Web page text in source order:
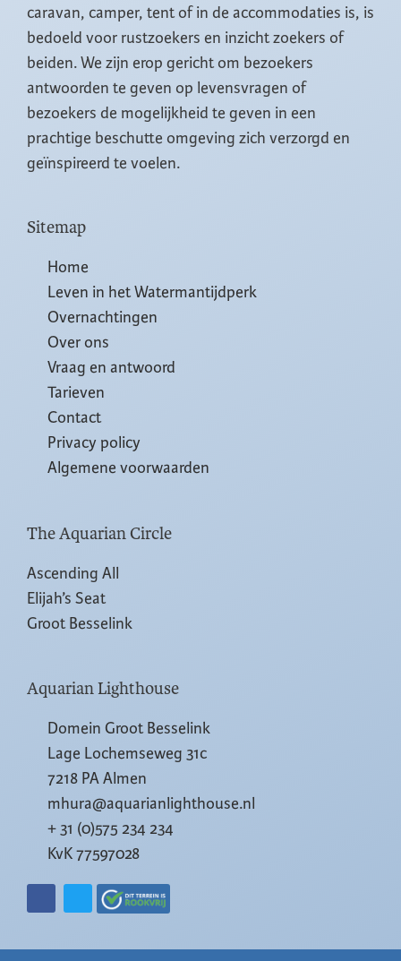
caravan, camper, tent of in de accommodaties is, is
bedoeld voor rustzoekers en inzicht zoekers of
beiden. We zijn erop gericht om bezoekers
antwoorden te geven op levensvragen of
bezoekers de mogelijkheid te geven in een
prachtige beschutte omgeving zich verzorgd en
geïnspireerd te voelen.
Sitemap
Home
Leven in het Watermantijdperk
Overnachtingen
Over ons
Vraag en antwoord
Tarieven
Contact
Privacy policy
Algemene voorwaarden
The Aquarian Circle
Ascending All
Elijah’s Seat
Groot Besselink
Aquarian Lighthouse
Domein Groot Besselink
Lage Lochemseweg 31c
7218 PA Almen
mhura@aquarianlighthouse.nl
+ 31 (0)575 234 234
KvK 77597028